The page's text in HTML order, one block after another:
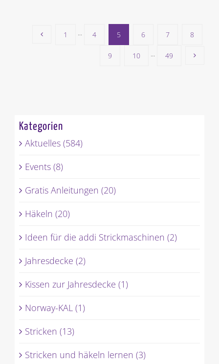
1 ··· 4 5 6 7 8
9 10 ··· 49
Kategorien
Aktuelles (584)
Events (8)
Gratis Anleitungen (20)
Häkeln (20)
Ideen für die addi Strickmaschinen (2)
Jahresdecke (2)
Kissen zur Jahresdecke (1)
Norway-KAL (1)
Stricken (13)
Stricken und häkeln lernen (3)